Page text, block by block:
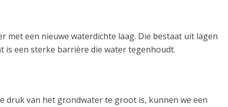
met een nieuwe waterdichte laag. Die bestaat uit lagen
is een sterke barrière die water tegenhoudt.
druk van het grondwater te groot is, kunnen we een